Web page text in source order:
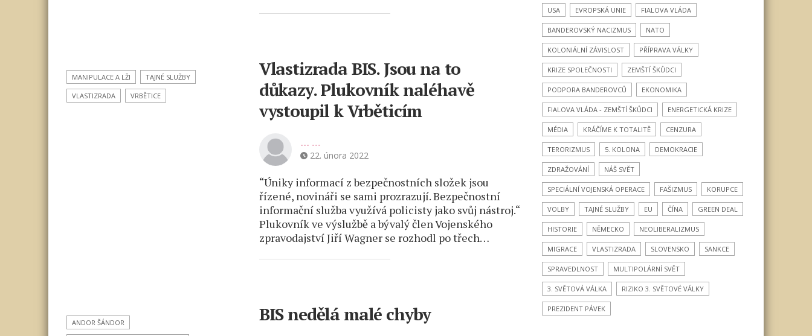
MANIPULACE A LŽI TAJNÉ SLUŽBY
VLASTIZRADA VRBĚTICE
Vlastizrada BIS. Jsou na to
důkazy. Plukovník naléhavě
vystoupil k Vrběticím
--- ---
22. února 2022
“Úniky informací z bezpečnostních složek jsou
řízené, novináři se sami prozrazují. Bezpečnostní
informační služba využívá policisty jako svůj nástroj.“
Plukovník ve výslužbě a bývalý člen Vojenského
zpravodajství Jiří Wagner se rozhodl po třech…
ANDOR ŠÁNDOR BIS nedělá malé chyby
USA EVROPSKÁ UNIE FIALOVA VLÁDA
BANDEROVSKÝ NACIZMUS NATO
KOLONIÁLNÍ ZÁVISLOST PŘÍPRAVA VÁLKY
KRIZE SPOLEČNOSTI ZEMŠTÍ ŠKŮDCI
PODPORA BANDEROVCŮ EKONOMIKA
FIALOVA VLÁDA - ZEMŠTÍ ŠKŮDCI ENERGETICKÁ KRIZE
MÉDIA KRÁČÍME K TOTALITĚ CENZURA
TERORIZMUS 5. KOLONA DEMOKRACIE
ZDRAŽOVÁNÍ NÁŠ SVĚT
SPECIÁLNÍ VOJENSKÁ OPERACE FAŠIZMUS KORUPCE
VOLBY TAJNÉ SLUŽBY EU ČÍNA GREEN DEAL
HISTORIE NĚMECKO NEOLIBERALIZMUS
MIGRACE VLASTIZRADA SLOVENSKO SANKCE
SPRAVEDLNOST MULTIPOLÁRNÍ SVĚT
3. SVĚTOVÁ VÁLKA RIZIKO 3. SVĚTOVÉ VÁLKY
PREZIDENT PÁVEK